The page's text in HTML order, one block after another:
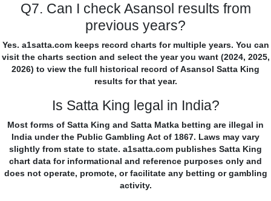
Q7. Can I check Asansol results from
previous years?
Yes. a1satta.com keeps record charts for multiple years. You can
visit the charts section and select the year you want (2024, 2025,
2026) to view the full historical record of Asansol Satta King
results for that year.
Is Satta King legal in India?
Most forms of Satta King and Satta Matka betting are illegal in
India under the Public Gambling Act of 1867. Laws may vary
slightly from state to state. a1satta.com publishes Satta King
chart data for informational and reference purposes only and
does not operate, promote, or facilitate any betting or gambling
activity.